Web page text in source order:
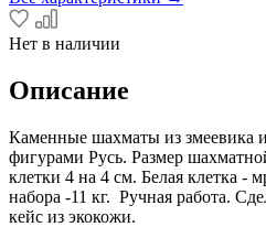
Нет в наличии
Описание
Каменные шахматы из змеевика
фигурами Русь. Размер
клетки 4 на 4 см. Белая клетка -
набора -11 кг. Ручная работа.
кейс из экокожи.